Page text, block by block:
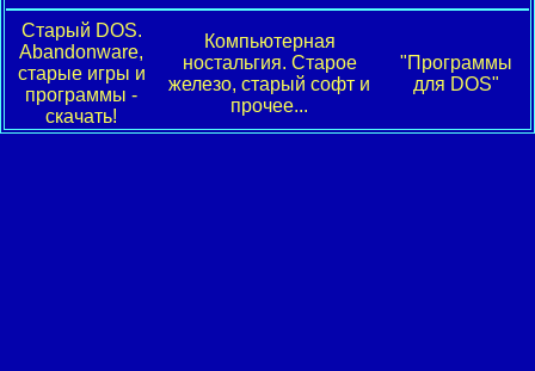
Старый DOS.
Abandonware,
старые игры и
программы -
скачать!
Компьютерная
ностальгия. Старое
железо, старый софт и
прочее...
"Программы
для DOS"